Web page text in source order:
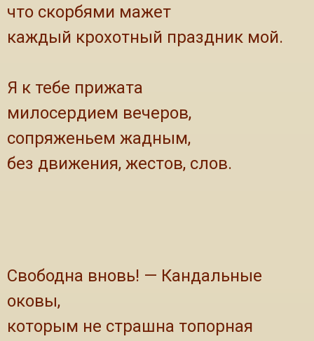
что скорбями мажет
каждый крохотный праздник мой.
Я к тебе прижата
милосердием вечеров,
сопряженьем жадным,
без движения, жестов, слов.
Свободна вновь! — Кандальные
оковы,
которым не страшна топорная